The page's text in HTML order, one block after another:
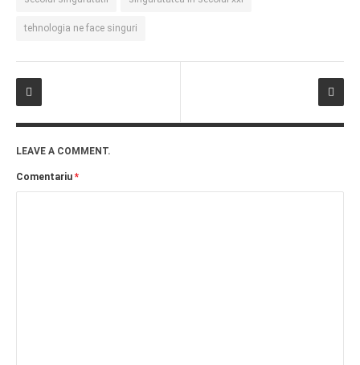
tehnologia ne face singuri
LEAVE A COMMENT.
Comentariu *